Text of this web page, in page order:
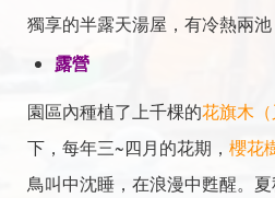
獨享的半露天湯屋，有冷熱兩
露營
園區內種植了上千棵的花旗木（
下，每年三~四月的花期， 櫻花
鳥叫中沈睡，在浪漫中甦醒。